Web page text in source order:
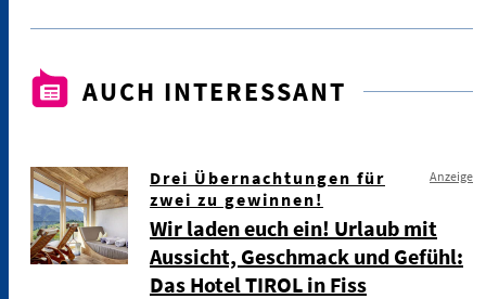
AUCH INTERESSANT
Drei Übernachtungen für
zwei zu gewinnen!
Anzeige
Wir laden euch ein! Urlaub mit
Aussicht, Geschmack und Gefühl:
Das Hotel TIROL in Fiss